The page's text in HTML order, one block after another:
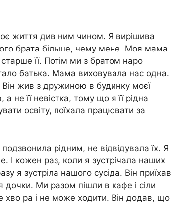
життя див ним чином. Я вирішивa
брата більше, чему мене. Моя мама
її. Потім ми з братом наро
батька. Мама виховувала нас одна.
Він жив з дружиною в будинку моєї
її невістка, тому що я її рідна
освіту, поїхала працювати за
рідним, не відвідувала їх. Я
кожен раз, коли я зустрічала наших
я зустріла нашого сусіда. Він приїхав
дочки. Ми разом пішли в кафе і сіли
хво ра і не може ходити. Він додав, що